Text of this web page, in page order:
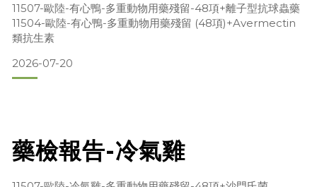
11507-歐陸-有心鴨-多重動物用藥殘留-48項+離子型抗球蟲藥
11504-歐陸-有心鴨-多重動物用藥殘留 (48項)+Avermectin
類抗生素
2026-07-20
藥檢報告-冷氣雞